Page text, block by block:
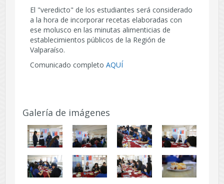
El "veredicto" de los estudiantes será considerado
a la hora de incorporar recetas elaboradas con
ese molusco en las minutas alimenticias de
establecimientos públicos de la Región de
Valparaíso.
Comunicado completo AQUÍ
Galería de imágenes